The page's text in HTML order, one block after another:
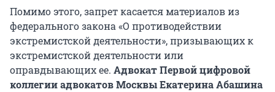
Помимо этого, запрет касается материалов из
федерального закона «О противодействии
экстремистской деятельности», призывающих к
экстремистской деятельности или
оправдывающих ее. Адвокат Первой цифровой
коллегии адвокатов Москвы Екатерина Абашина